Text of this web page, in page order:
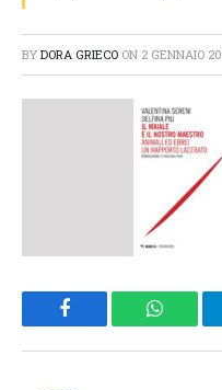
BY DORA GRIECO ON 2 GENNAIO
Facebook